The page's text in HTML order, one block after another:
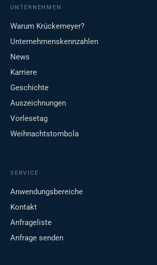
UNTERNEHMEN
Warum Krückemeyer?
Unternehmenskennzahlen
News
Karriere
Geschichte
Auszeichnungen
Vorlesetag
Weihnachtstombola
SERVICE
Anwendungsbereiche
Kontakt
Anfrageliste
Anfrage senden